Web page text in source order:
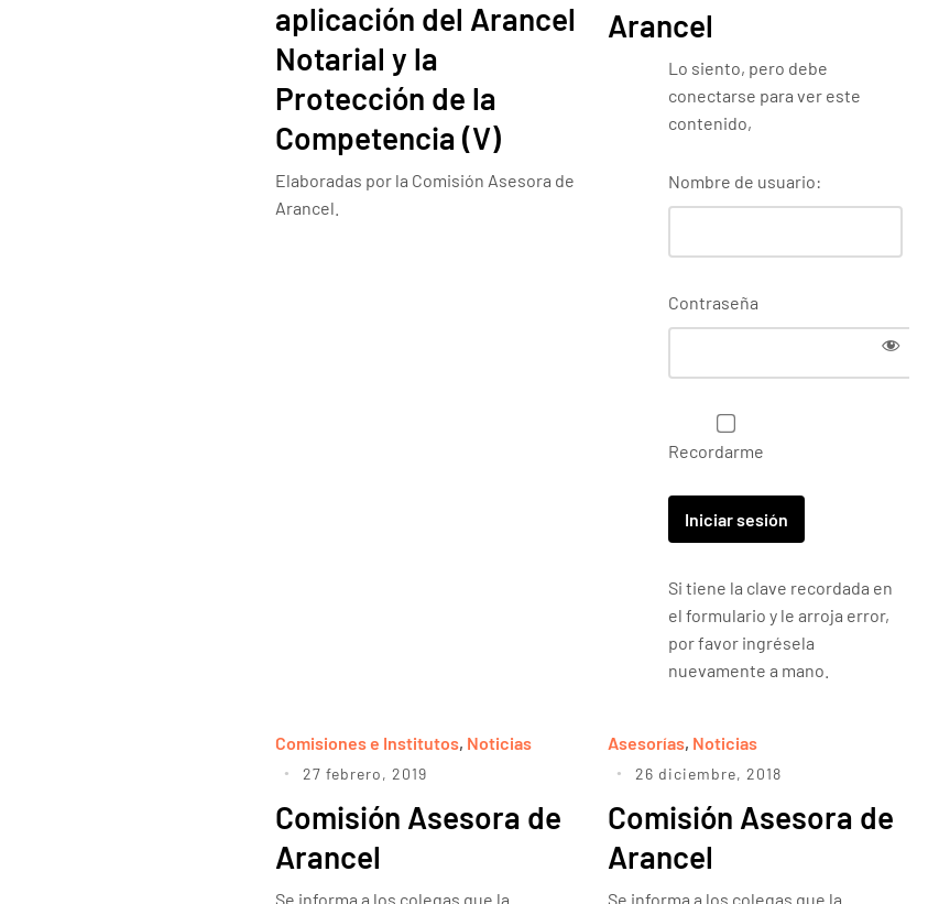
aplicación del Arancel
Notarial y la
Protección de la
Competencia (V)
Elaboradas por la Comisión Asesora de
Arancel.
Arancel
Lo siento, pero debe
conectarse para ver este
contenido,
Nombre de usuario:
Contraseña
Recordarme
Si tiene la clave recordada en
el formulario y le arroja error,
por favor ingrésela
nuevamente a mano.
Comisiones e Institutos, Noticias
27 febrero, 2019
Comisión Asesora de
Arancel
Se informa a los colegas que la
Asesorías, Noticias
26 diciembre, 2018
Comisión Asesora de
Arancel
Se informa a los colegas que la